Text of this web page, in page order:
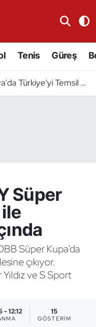
Tenis Güreş
Temsil Edecek
Süper
ile
Süper Kupa’da
çıkıyor.
ve S Sport
- 12:12 15
GÖSTERIM